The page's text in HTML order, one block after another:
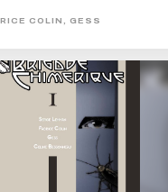
scénario et associés pour la
super-héros...
COLIN, GESS